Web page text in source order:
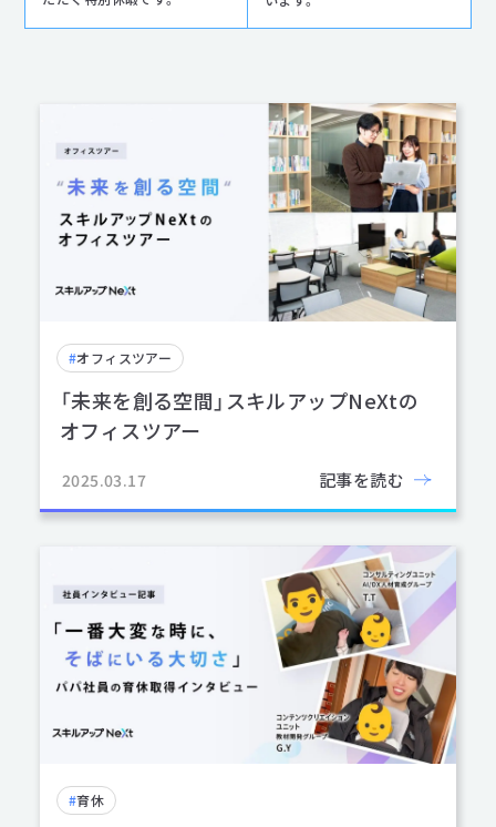
#オフィスツアー
「未来を創る空間」スキルアップNeXtの
オフィスツアー
2025.03.17 記事を読む
#育休